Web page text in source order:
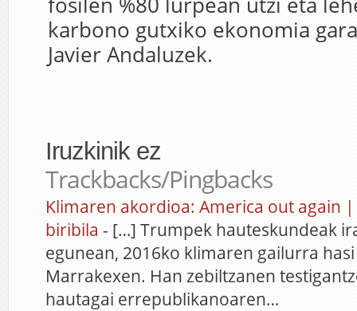
karbono gutxiko ekonomia
Javier Andaluzek.
Iruzkinik ez
Trackbacks/Pingbacks
Klimaren akordioa: America out again
biribila - […] Trumpek hauteskundeak
egunean, 2016ko klimaren gailurra
Marrakexen. Han zebiltzanen
hautagai errepublikanoaren…